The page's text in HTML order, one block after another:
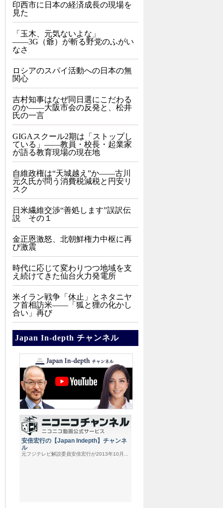
印西市に日本の経済成長の現場を
見た
「玉木、元気ないよな」
――3G（爺）が斬る野党のふがい
なさ
ロシアのスパイ活動への日本の無
関心
吉村知事はなぜ同日選にこだわる
のか――大阪市会の反発と、松井
氏の一言
GIGAスクール2期は「ストップし
ている」——教員・校長・起業家
が語る教育現場の現在地
自維政権は“天城越え”か――古川
元久氏が問う消費税減税と円安リ
スク
日米繊維交渉“善処します”誤訳伝
説 その１
金正恩激怒、北朝鮮権力中枢に再
び激震
時代に応じて変わりつつ地域を支
え続けてきた仙台火力発電所
米イラン戦争「休止」とネタニヤ
フ首相訪米――「狐と狸の化かし
合い」再び
Japan In-depth チャンネル